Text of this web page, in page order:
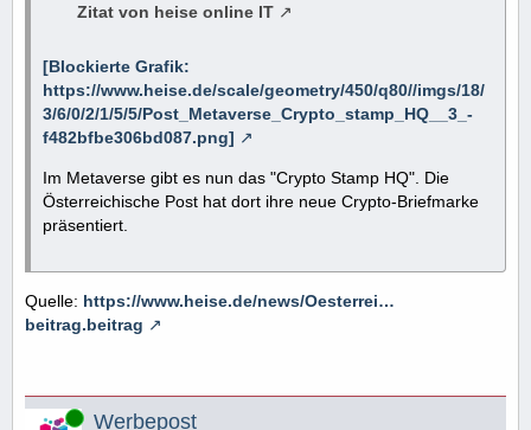
Zitat von heise online IT
[Blockierte Grafik:
https://www.heise.de/scale/geometry/450/q80//imgs/18/
3/6/0/2/1/5/5/Post_Metaverse_Crypto_stamp_HQ__3_-
f482bfbe306bd087.png]
Im Metaverse gibt es nun das "Crypto Stamp HQ". Die
Österreichische Post hat dort ihre neue Crypto-Briefmarke
präsentiert.
Quelle: https://www.heise.de/news/Oesterrei…
beitrag.beitrag
Online Werbepost